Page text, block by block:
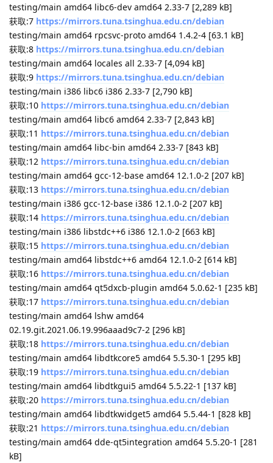
testing/main amd64 libc6-dev amd64 2.33-7 [2,289 kB]
获取:7 https://mirrors.tuna.tsinghua.edu.cn/debian
testing/main amd64 rpcsvc-proto amd64 1.4.2-4 [63.1 kB]
获取:8 https://mirrors.tuna.tsinghua.edu.cn/debian
testing/main amd64 locales all 2.33-7 [4,094 kB]
获取:9 https://mirrors.tuna.tsinghua.edu.cn/debian
testing/main i386 libc6 i386 2.33-7 [2,790 kB]
获取:10 https://mirrors.tuna.tsinghua.edu.cn/debian
testing/main amd64 libc6 amd64 2.33-7 [2,843 kB]
获取:11 https://mirrors.tuna.tsinghua.edu.cn/debian
testing/main amd64 libc-bin amd64 2.33-7 [843 kB]
获取:12 https://mirrors.tuna.tsinghua.edu.cn/debian
testing/main amd64 gcc-12-base amd64 12.1.0-2 [207 kB]
获取:13 https://mirrors.tuna.tsinghua.edu.cn/debian
testing/main i386 gcc-12-base i386 12.1.0-2 [207 kB]
获取:14 https://mirrors.tuna.tsinghua.edu.cn/debian
testing/main i386 libstdc++6 i386 12.1.0-2 [663 kB]
获取:15 https://mirrors.tuna.tsinghua.edu.cn/debian
testing/main amd64 libstdc++6 amd64 12.1.0-2 [614 kB]
获取:16 https://mirrors.tuna.tsinghua.edu.cn/debian
testing/main amd64 qt5dxcb-plugin amd64 5.0.62-1 [235 kB]
获取:17 https://mirrors.tuna.tsinghua.edu.cn/debian
testing/main amd64 lshw amd64
02.19.git.2021.06.19.996aaad9c7-2 [296 kB]
获取:18 https://mirrors.tuna.tsinghua.edu.cn/debian
testing/main amd64 libdtkcore5 amd64 5.5.30-1 [295 kB]
获取:19 https://mirrors.tuna.tsinghua.edu.cn/debian
testing/main amd64 libdtkgui5 amd64 5.5.22-1 [137 kB]
获取:20 https://mirrors.tuna.tsinghua.edu.cn/debian
testing/main amd64 libdtkwidget5 amd64 5.5.44-1 [828 kB]
获取:21 https://mirrors.tuna.tsinghua.edu.cn/debian
testing/main amd64 dde-qt5integration amd64 5.5.20-1 [281
kB]